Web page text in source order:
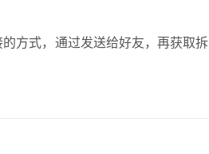
方式，通过发送给好友，再获取拆